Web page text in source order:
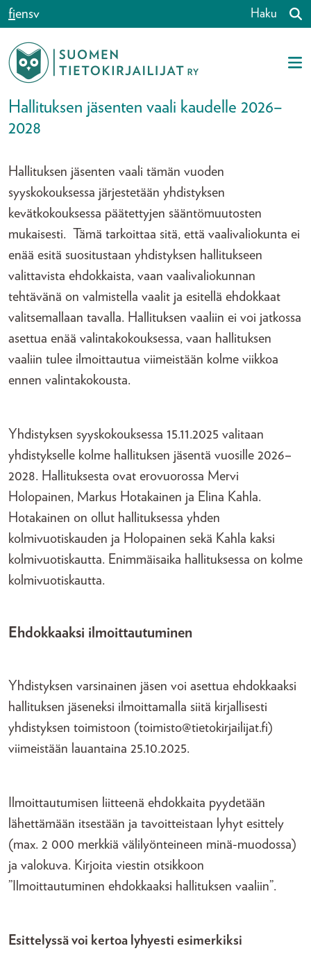
Siirry sisältöön
fiensv Haku
Hallituksen jäsenten vaali kaudelle 2026–
2028
Hallituksen jäsenten vaali tämän vuoden
syyskokouksessa järjestetään yhdistyksen
kevätkokouksessa päätettyjen sääntömuutosten
mukaisesti. Tämä tarkoittaa sitä, että vaalivaliokunta ei
enää esitä suositustaan yhdistyksen hallitukseen
valittavista ehdokkaista, vaan vaalivaliokunnan
tehtävänä on valmistella vaalit ja esitellä ehdokkaat
valitsemallaan tavalla. Hallituksen vaaliin ei voi jatkossa
asettua enää valintakokouksessa, vaan hallituksen
vaaliin tulee ilmoittautua viimeistään kolme viikkoa
ennen valintakokousta.
Yhdistyksen syyskokouksessa 15.11.2025 valitaan
yhdistykselle kolme hallituksen jäsentä vuosille 2026–
2028. Hallituksesta ovat erovuorossa Mervi
Holopainen, Markus Hotakainen ja Elina Kahla.
Hotakainen on ollut hallituksessa yhden
kolmivuotiskauden ja Holopainen sekä Kahla kaksi
kolmivuotiskautta. Enimmäisaika hallituksessa on kolme
kolmivuotiskautta.
Ehdokkaaksi ilmoittautuminen
Yhdistyksen varsinainen jäsen voi asettua ehdokkaaksi
hallituksen jäseneksi ilmoittamalla siitä kirjallisesti
yhdistyksen toimistoon (toimisto@tietokirjailijat.fi)
viimeistään lauantaina 25.10.2025.
Ilmoittautumisen liitteenä ehdokkaita pyydetään
lähettämään itsestään ja tavoitteistaan lyhyt esittely
(max. 2 000 merkkiä välilyönteineen minä-muodossa)
ja valokuva. Kirjoita viestin otsikkoon
”Ilmoittautuminen ehdokkaaksi hallituksen vaaliin”.
Esittelyssä voi kertoa lyhyesti esimerkiksi